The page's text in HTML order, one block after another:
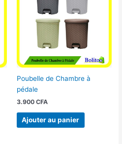
Poubelle de Chambre à
pédale
3.900 CFA
Ajouter au panier